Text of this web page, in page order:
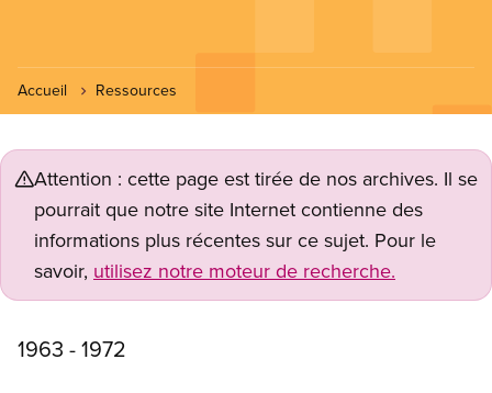
Accueil Ressources
Attention : cette page est tirée de nos archives. Il se
pourrait que notre site Internet contienne des
informations plus récentes sur ce sujet. Pour le
savoir, utilisez notre moteur de recherche.
1963 - 1972